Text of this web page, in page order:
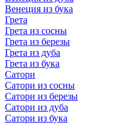
Венеция из бука
Грета
Грета из сосны
Грета из березы
Грета из дуба
Грета из бука
Сатори
Сатори из сосны
Сатори из березы
Сатори из дуба
Сатори из бука